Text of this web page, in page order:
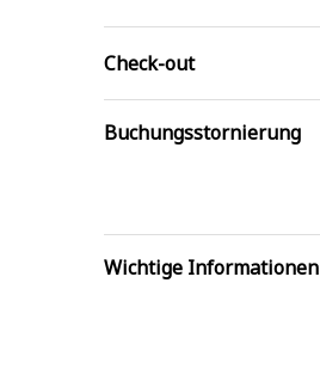
Check-out
Buchungsstornierung
Wichtige Informationen